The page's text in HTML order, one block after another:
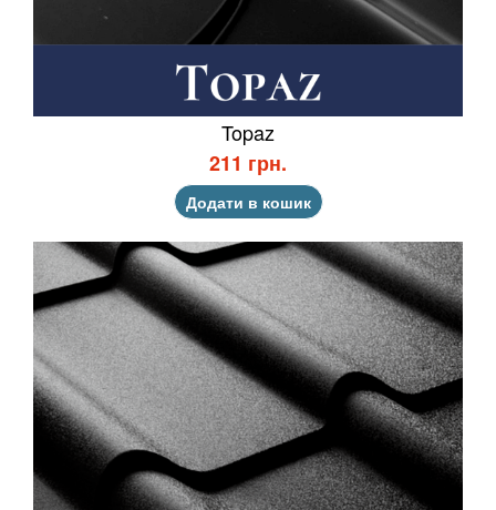
Topaz
211 грн.
Додати в кошик